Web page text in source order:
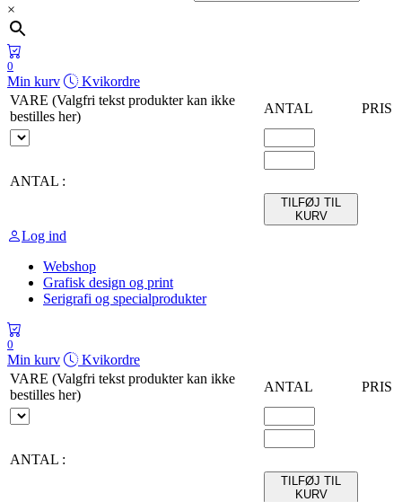
×
0
Min kurv
Kvikordre
VARE (Valgfri tekst produkter kan ikke
bestilles her)
ANTAL PRIS
ANTAL :
TILFØJ TIL
KURV
Log ind
Webshop
Grafisk design og print
Serigrafi og specialprodukter
0
Min kurv
Kvikordre
VARE (Valgfri tekst produkter kan ikke
bestilles her)
ANTAL PRIS
ANTAL :
TILFØJ TIL
KURV